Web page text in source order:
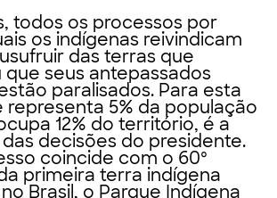
todos os processos por
os indígenas reivindicam
das terras que
seus antepassados
paralisados. Para esta
representa 5% da população
12% do território, é a
decisões do presidente.
coincide com o 60º
primeira terra indígena
Brasil, o Parque Indígena